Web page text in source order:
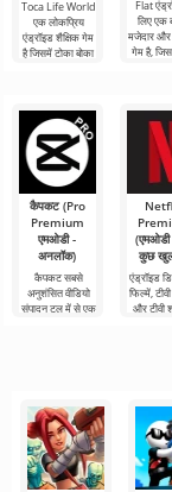
Toca Life World
एक लोकप्रिय
एंड्रॉइड शैक्षिक गेम
है जिसमें टोका बोका
Flat
लिए एक
मजेदार और
गेम है,
कैपकट (Pro
Premium
एमओडी -
अनलॉक)
कैपकट सबसे
अनुशंसित वीडियो
संपादन टूल में से एक
कुछ
एंड्रॉइड
फिल्में,
और टीवी